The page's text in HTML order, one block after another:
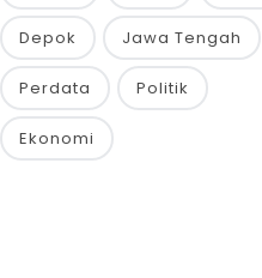
Depok Jawa Tengah
Perdata Politik
Ekonomi